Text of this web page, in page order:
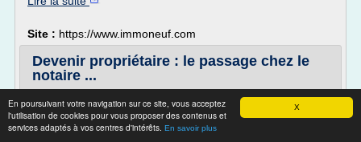
X
En poursuivant votre navigation sur ce site, vous acceptez
l'utilisation de cookies pour vous proposer des contenus et
services adaptés à vos centres d'intérêts. En savoir plus
Site : https://www.immoneuf.com
Devenir propriétaire : le passage chez le
notaire ...
Devenir propriétaire : le passage chez le notaire
le 14 mars 2016
Vous êtes primo-accédant et envisagez d'acheter un